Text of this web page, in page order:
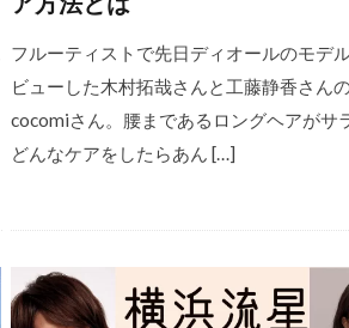
フルーティストで先日ディオールのモデ
ビューした木村拓哉さんと工藤静香さん
cocomiさん。腰まであるロングヘアがサ
どんなケアをしたらあん […]